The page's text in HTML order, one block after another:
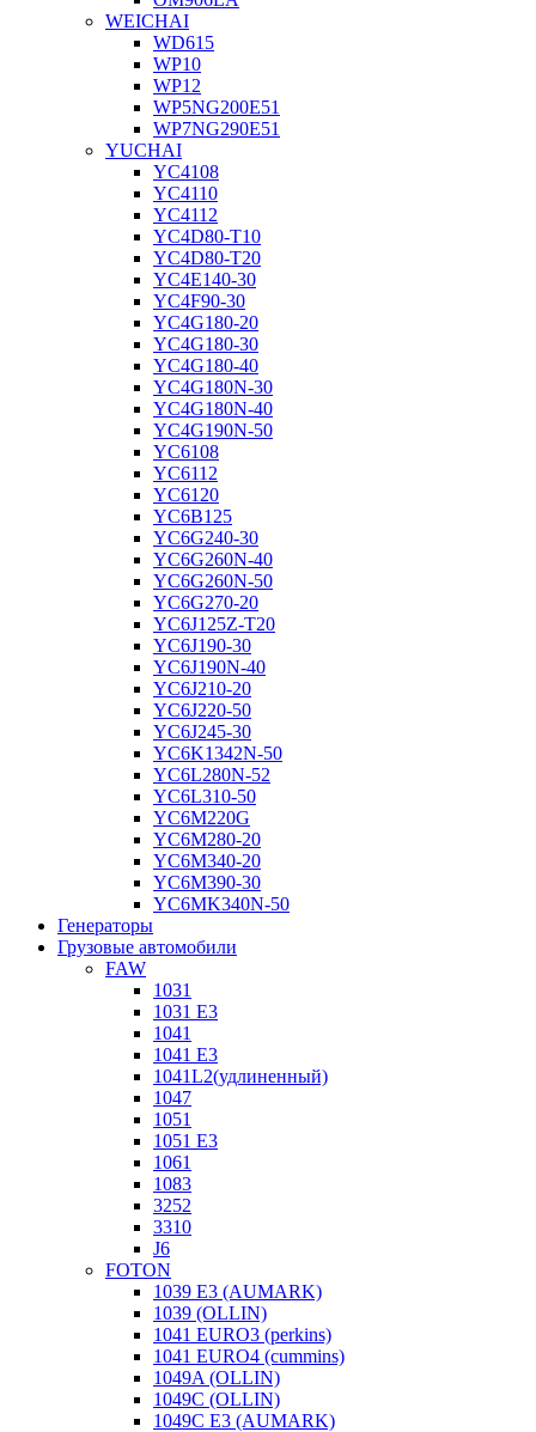
WEICHAI
WD615
WP10
WP12
WP5NG200E51
WP7NG290E51
YUCHAI
YC4108
YC4110
YC4112
YC4D80-T10
YC4D80-T20
YC4E140-30
YC4F90-30
YC4G180-20
YC4G180-30
YC4G180-40
YC4G180N-30
YC4G180N-40
YC4G190N-50
YC6108
YC6112
YC6120
YC6B125
YC6G240-30
YC6G260N-40
YC6G260N-50
YC6G270-20
YC6J125Z-T20
YC6J190-30
YC6J190N-40
YC6J210-20
YC6J220-50
YC6J245-30
YC6K1342N-50
YC6L280N-52
YC6L310-50
YC6M220G
YC6M280-20
YC6M340-20
YC6M390-30
YC6MK340N-50
Генераторы
Грузовые автомобили
FAW
1031
1031 E3
1041
1041 E3
1041L2(удлиненный)
1047
1051
1051 E3
1061
1083
3252
3310
J6
FOTON
1039 E3 (AUMARK)
1039 (OLLIN)
1041 EURO3 (perkins)
1041 EURO4 (cummins)
1049A (OLLIN)
1049C (OLLIN)
1049С E3 (AUMARK)